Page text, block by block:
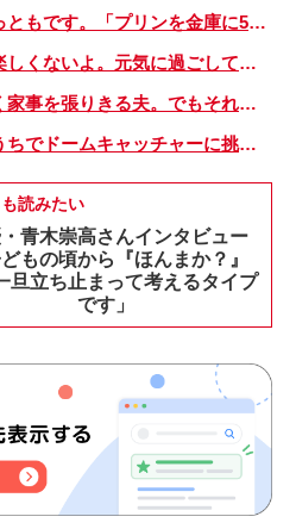
ごもっともです。「プリンを金庫に5個入れました」と書いた娘に先生は？【よっといで3姉妹・13】
全然楽しくないよ。元気に過ごしていた5歳の娘が気付いてしまった、幼稚園生活の真理【大きくなってく娘と私・75】
珍しく家事を張りきる夫。でもそれ、ありがた迷惑なんだよな～【別居、はじめました。・16】
【おうちでドームキャッチャーに挑戦だ】アンパンマン わくわくドームキャッチャー
読みたい
青木崇高さんインタビュー
どもの頃から『ほんまか？』
旦立ち止まって考えるタイプ
です」